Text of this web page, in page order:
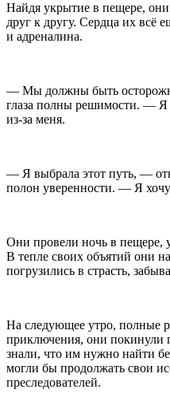
Найдя укрытие в пещере,
друг к другу. Сердца их всё
и адреналина.
— Мы должны быть
глаза полны решимости. — Я
из-за меня.
— Я выбрала этот путь, —
полон уверенности. — Я
Они провели ночь в пещере,
В тепле своих объятий они
погрузились в страсть,
На следующее утро, полные
приключения, они покинули
знали, что им нужно найти
могли бы продолжать свои
преследователей.